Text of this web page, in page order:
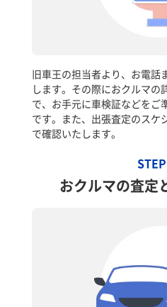
旧車王の担当者より、お電話
します。その際におクルマの
で、お手元に車検証などをご
です。また、出張査定のスケ
で確認いたします。
STEP
おクルマの査定